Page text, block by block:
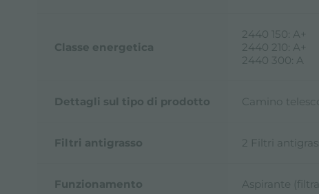
Classe energetica
2440 150: A+
2440 210: A+
2440 300: A
Dettagli sul tipo di prodotto Camino
Filtri antigrasso 2 Filtri
Funzionamento Aspirante